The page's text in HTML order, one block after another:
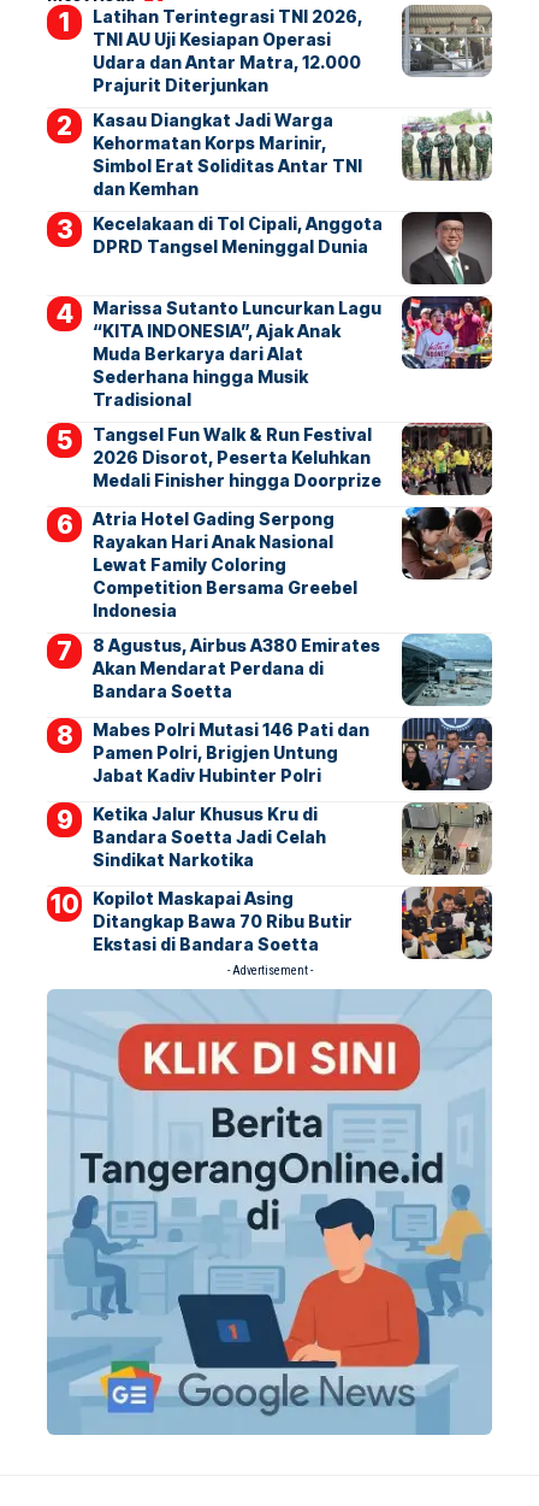
Latihan Terintegrasi TNI 2026,
TNI AU Uji Kesiapan Operasi
Udara dan Antar Matra, 12.000
Prajurit Diterjunkan
Kasau Diangkat Jadi Warga
Kehormatan Korps Marinir,
Simbol Erat Soliditas Antar TNI
dan Kemhan
Kecelakaan di Tol Cipali, Anggota
DPRD Tangsel Meninggal Dunia
Marissa Sutanto Luncurkan Lagu
“KITA INDONESIA”, Ajak Anak
Muda Berkarya dari Alat
Sederhana hingga Musik
Tradisional
Tangsel Fun Walk & Run Festival
2026 Disorot, Peserta Keluhkan
Medali Finisher hingga Doorprize
Atria Hotel Gading Serpong
Rayakan Hari Anak Nasional
Lewat Family Coloring
Competition Bersama Greebel
Indonesia
8 Agustus, Airbus A380 Emirates
Akan Mendarat Perdana di
Bandara Soetta
Mabes Polri Mutasi 146 Pati dan
Pamen Polri, Brigjen Untung
Jabat Kadiv Hubinter Polri
Ketika Jalur Khusus Kru di
Bandara Soetta Jadi Celah
Sindikat Narkotika
Kopilot Maskapai Asing
Ditangkap Bawa 70 Ribu Butir
Ekstasi di Bandara Soetta
- Advertisement -